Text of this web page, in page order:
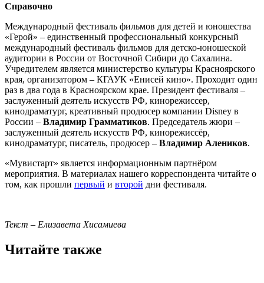
Справочно
Международный фестиваль фильмов для детей и юношества
«Герой» – единственный профессиональный конкурсный
международный фестиваль фильмов для детско-юношеской
аудитории в России от Восточной Сибири до Сахалина.
Учредителем является министерство культуры Красноярского
края, организатором – КГАУК «Енисей кино». Проходит один
раз в два года в Красноярском крае. Президент фестиваля –
заслуженный деятель искусств РФ, кинорежиссер,
кинодраматург, креативный продюсер компании Disney в
России – Владимир Грамматиков. Председатель жюри –
заслуженный деятель искусств РФ, кинорежиссёр,
кинодраматург, писатель, продюсер – Владимир Алеников.
«Мувистарт» является информационным партнёром
мероприятия. В материалах нашего корреспондента читайте о
том, как прошли первый и второй дни фестиваля.
Текст – Елизавета Хисамиева
Читайте также